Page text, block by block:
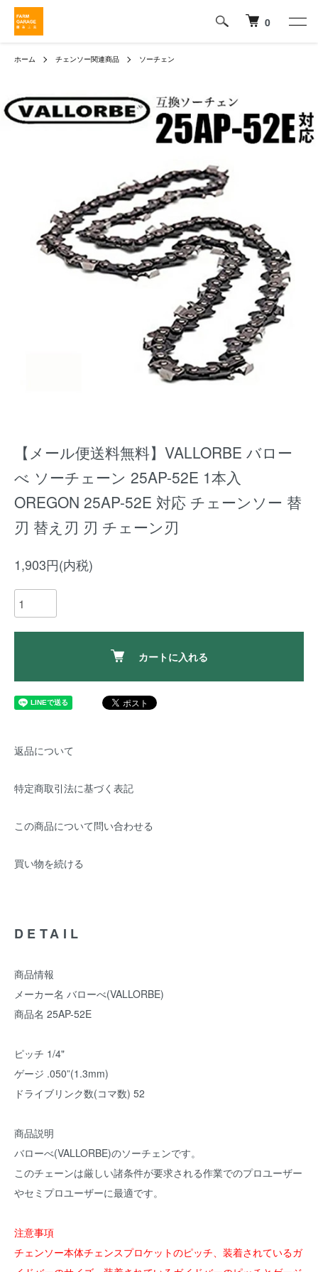
0
ホーム チェンソー関連商品 ソーチェン
【メール便送料無料】VALLORBE バロー
べ ソーチェーン 25AP-52E 1本入
OREGON 25AP-52E 対応 チェーンソー 替
刃 替え刃 刃 チェーン刃
1,903円(内税)
カートに入れる
返品について
特定商取引法に基づく表記
この商品について問い合わせる
買い物を続ける
DETAIL
商品情報
メーカー名 バローべ(VALLORBE)
商品名 25AP-52E
ピッチ 1/4"
ゲージ .050”(1.3mm)
ドライブリンク数(コマ数) 52
商品説明
バローべ(VALLORBE)のソーチェンです。
このチェーンは厳しい諸条件が要求される作業でのプロユーザー
やセミプロユーザーに最適です。
注意事項
チェンソー本体チェンスプロケットのピッチ、装着されているガ